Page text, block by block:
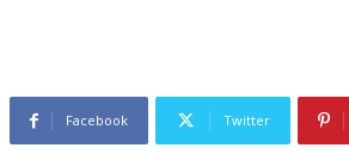
Facebook Twitter